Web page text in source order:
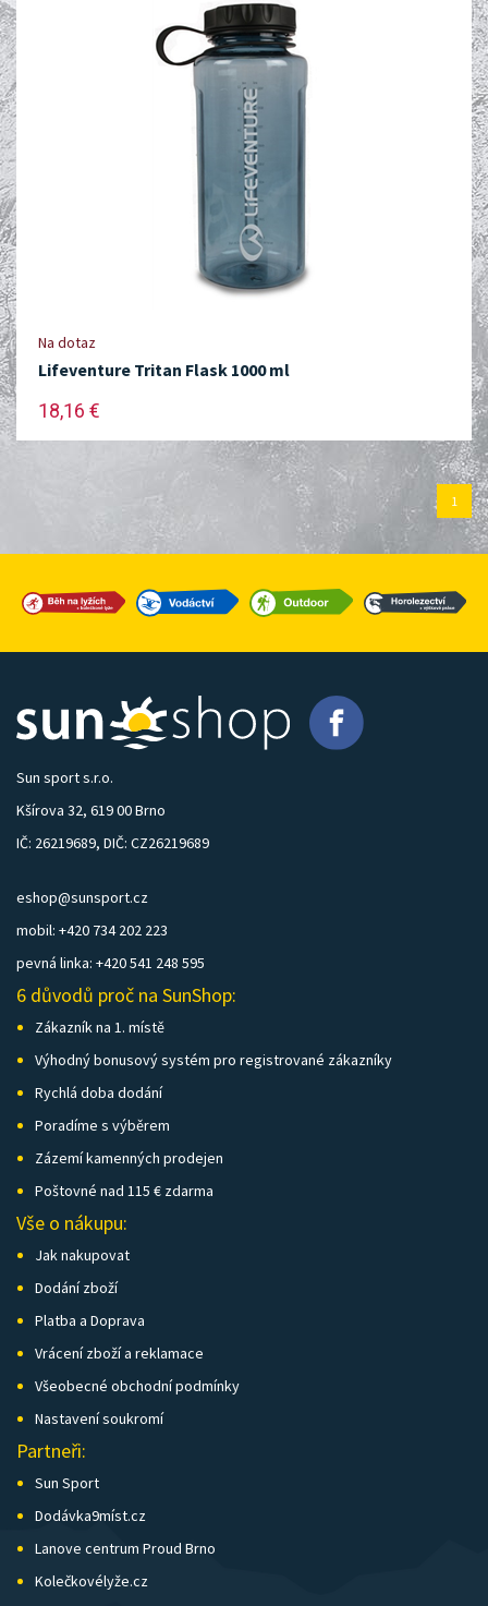
Na dotaz
Lifeventure Tritan Flask 1000 ml
18,16 €
1
Sun sport s.r.o.
Kšírova 32, 619 00 Brno
IČ: 26219689, DIČ: CZ26219689
eshop@sunsport.cz
mobil: +420 734 202 223
pevná linka: +420 541 248 595
6 důvodů proč na SunShop:
Zákazník na 1. místě
Výhodný bonusový systém pro registrované zákazníky
Rychlá doba dodání
Poradíme s výběrem
Zázemí kamenných prodejen
Poštovné nad 115 € zdarma
Vše o nákupu:
Jak nakupovat
Dodání zboží
Platba a Doprava
Vrácení zboží a reklamace
Všeobecné obchodní podmínky
Nastavení soukromí
Partneři:
Sun Sport
Dodávka9míst.cz
Lanove centrum Proud Brno
Kolečkovélyže.cz